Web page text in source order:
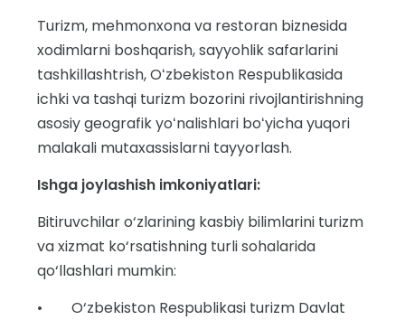
Turizm, mehmonxona va restoran biznesida
xodimlarni boshqarish, sayyohlik safarlarini
tashkillashtrish, Oʻzbekiston Respublikasida
ichki va tashqi turizm bozorini rivojlantirishning
asosiy geografik yoʻnalishlari boʻyicha yuqori
malakali mutaxassislarni tayyorlash.
Ishga joylashish imkoniyatlari:
Bitiruvchilar o‘zlarining kasbiy bilimlarini turizm
va xizmat ko‘rsatishning turli sohalarida
qo‘llashlari mumkin:
• O‘zbekiston Respublikasi turizm Davlat